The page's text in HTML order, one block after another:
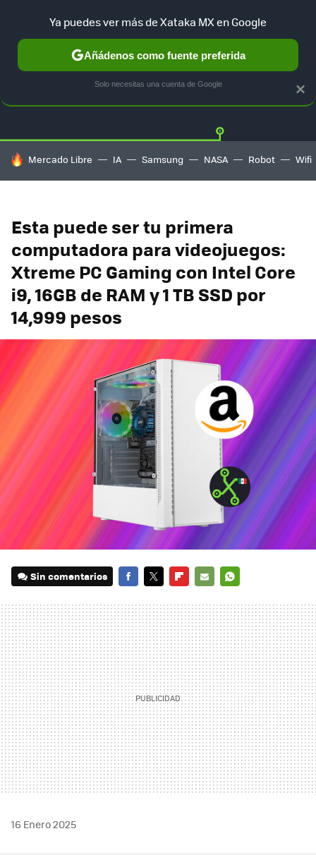
GUÍA DE COMPRAS MERCADO LIBRE
HOY SE HABLA DE
Mercado Libre IA Samsung NASA Robot Wifi
Esta puede ser tu primera
computadora para videojuegos:
Xtreme PC Gaming con Intel Core
i9, 16GB de RAM y 1 TB SSD por
14,999 pesos
Sin comentarios
MAIL
16 Enero 2025
×
Ya puedes ver más de Xataka MX en Google
Añádenos como fuente preferida
Solo necesitas una cuenta de Google